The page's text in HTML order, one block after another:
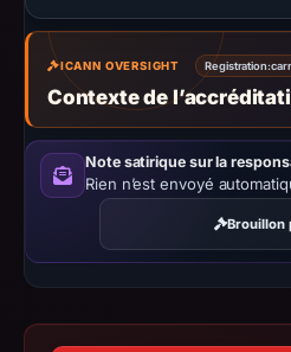
safety.
Context:
registrar
Inc.,
IP
address
date
ICANN OVERSIGHT Registration:
Contexte de
Note satirique sur la
Rien n’est envoyé
Brouillon